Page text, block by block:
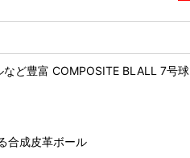
ど豊富 COMPOSITE BLALL 7号球
合成皮革ボール